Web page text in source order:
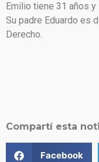
Emilio tiene 31 años
Su padre Eduardo es
Derecho.
Compartí esta
Facebook